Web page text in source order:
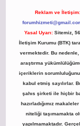
Reklam ve İletişim:
Yasal Uyarı: Sitemiz,
İletişim Kurumu (BTK)
vermektedir. Bu
araştırma
içeriklerin
kabul etmiş sayılırlar.
şahıs şirketi ile hiçbir
hazırladığımız
niteliği taşımamakta
yapılmamaktadır.